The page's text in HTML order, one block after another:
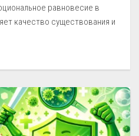
равновесие в
качество существования и